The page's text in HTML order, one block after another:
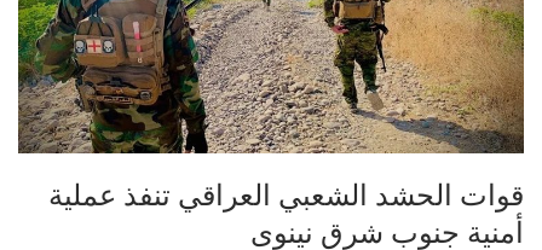
قوات الحشد الشعبي العراقي تنفذ عملية
أمنية جنوب شرق نينوى